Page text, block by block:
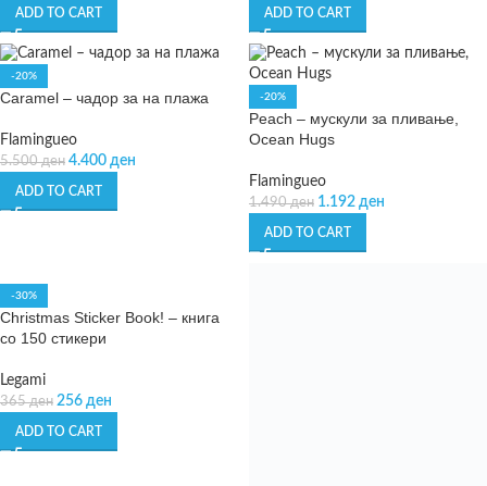
ADD TO CART ADD TO CART
-20%
Caramel – чадор за на плажа
Flamingueo
5.500ден 4.400 ден
ADD TO CART
-20%
Peach – мускули за пливање,
Ocean Hugs
Flamingueo
1.490ден 1.192 ден
ADD TO CART
-30%
Christmas Sticker Book! – книга
со 150 стикери
Legami
365ден 256 ден
ADD TO CART